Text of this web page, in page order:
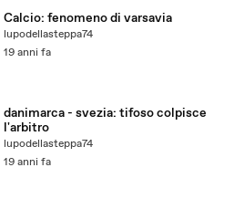
Calcio: fenomeno di varsavia
lupodellasteppa74
19 anni fa
danimarca - svezia: tifoso colpisce
l'arbitro
lupodellasteppa74
19 anni fa